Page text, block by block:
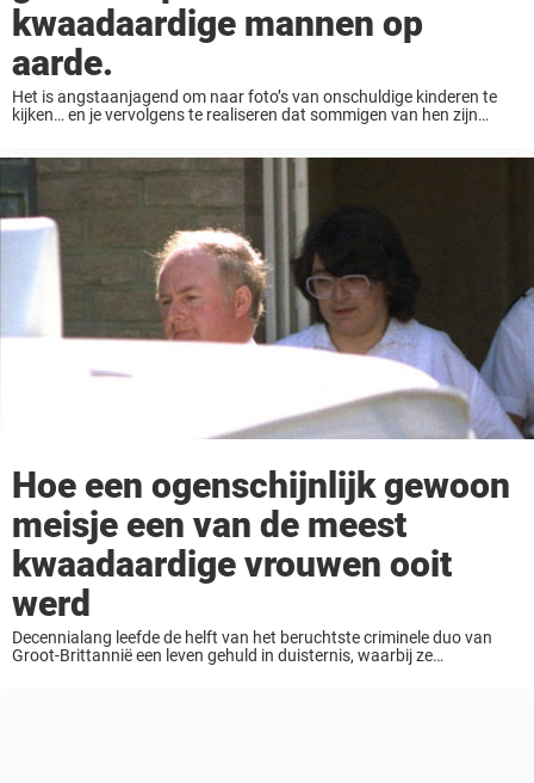
kwaadaardige mannen op
aarde.
Het is angstaanjagend om naar foto’s van onschuldige kinderen te
kijken… en je vervolgens te realiseren dat sommigen van hen zijn
Hoe een ogenschijnlijk gewoon
meisje een van de meest
kwaadaardige vrouwen ooit
werd
Decennialang leefde de helft van het beruchtste criminele duo van
Groot-Brittannië een leven gehuld in duisternis, waarbij ze